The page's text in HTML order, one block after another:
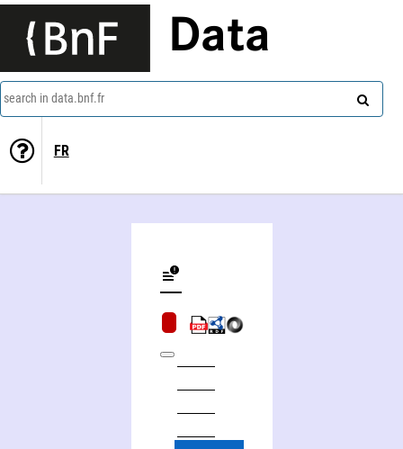
Data
search in data.bnf.fr
FR